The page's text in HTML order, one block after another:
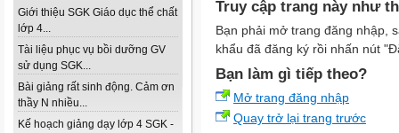
Giới thiệu SGK Giáo dục thể chất
lớp 4...
Tài liệu phục vụ bồi dưỡng GV
sử dụng SGK...
Bài giảng rất sinh động. Cảm ơn
thầy N nhiều...
Kế hoạch giảng dạy lớp 4 SGK -
Truy cập trang này như
Bạn phải mở trang đăng nhập,
khẩu đã đăng ký rồi nhấn nút
Bạn làm gì tiếp theo?
Mở trang đăng nhập
Quay trở lại trang trước